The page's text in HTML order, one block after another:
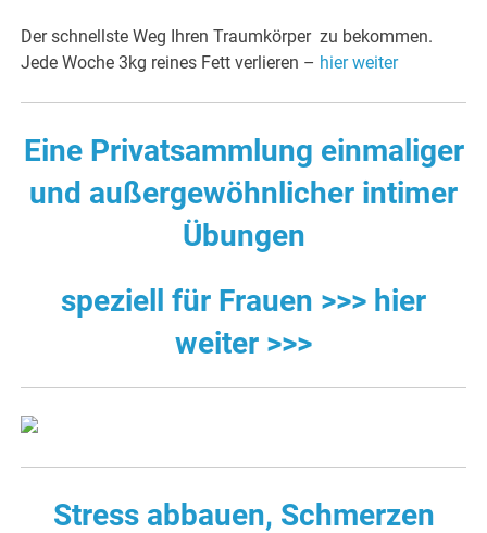
Der schnellste Weg Ihren Traumkörper zu bekommen.
Jede Woche 3kg reines Fett verlieren – hier weiter
Eine Privatsammlung einmaliger
und außergewöhnlicher intimer
Übungen
speziell für Frauen >>> hier
weiter >>>
Stress abbauen, Schmerzen